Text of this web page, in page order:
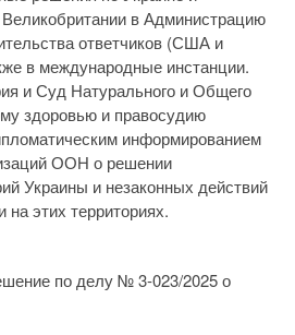
в Администрацию
ответчиков (США и
в международные инстанции.
и Суд Натурального и Общего
здоровью и правосудию
информированием
ООН о решении
Украины и незаконных действий
этих территориях.
по делу № 3-023/2025 о